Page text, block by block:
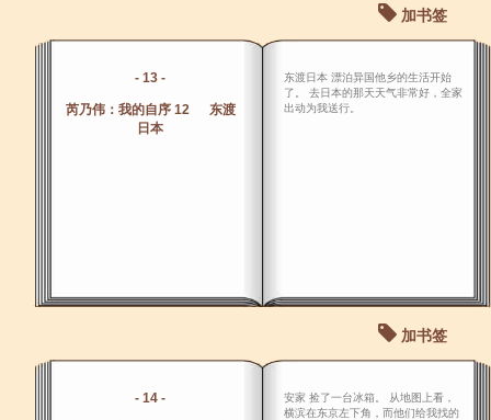
加书签
- 13 -
芮乃伟：我的自序 12 东渡
日本
东渡日本 漂泊异国他乡的生活开始
了。 去日本的那天天气非常好，全家
出动为我送行。
加书签
- 14 -
安家 捡了一台冰箱。 从地图上看，
横滨在东京左下角，而他们给我找的